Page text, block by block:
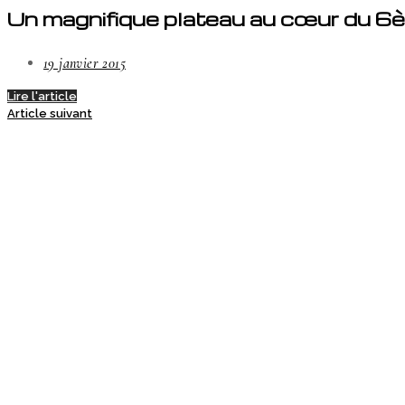
Un magnifique plateau au cœur du
19 janvier 2015
Lire l'article
Article suivant